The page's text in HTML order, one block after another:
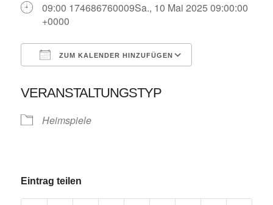
09:00 174686760009Sa., 10 Mai 2025 09:00:00
+0000
ZUM KALENDER HINZUFÜGEN
VERANSTALTUNGSTYP
Heimspiele
Eintrag teilen